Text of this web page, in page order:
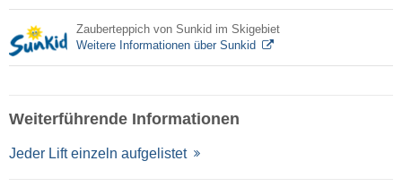
Zauberteppich von Sunkid im Skigebiet
Weitere Informationen über Sunkid
Weiterführende Informationen
Jeder Lift einzeln aufgelistet